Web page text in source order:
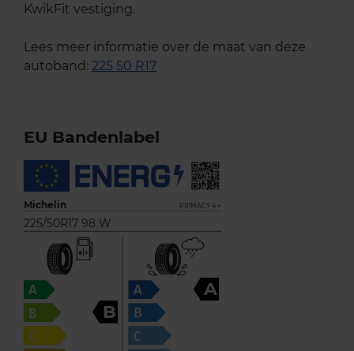
KwikFit vestiging.
Lees meer informatie over de maat van deze
autoband: 225 50 R17
EU Bandenlabel
Michelin PRIMACY 4 +
225/50R17 98 W
B
A